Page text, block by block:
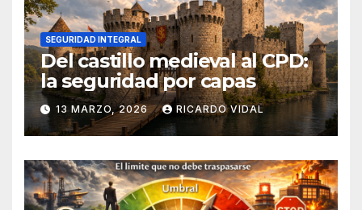
SEGURIDAD INTEGRAL
Del castillo medieval al CPD:
la seguridad por capas
13 MARZO, 2026 RICARDO VIDAL